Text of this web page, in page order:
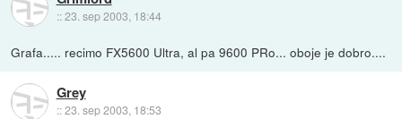
::23. sep 2003, 18:44
Grafa..... recimo FX5600 Ultra, al pa 9600 PRo... oboje je dobro....
Grey
::23. sep 2003, 18:53